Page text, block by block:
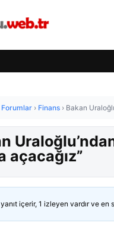
Forumlar › Finans › Bakan
açacağız”
içerir, 1 izleyen vardır ve en